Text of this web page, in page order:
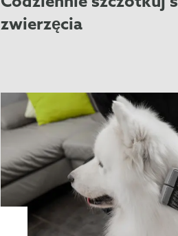
zwierzęcia